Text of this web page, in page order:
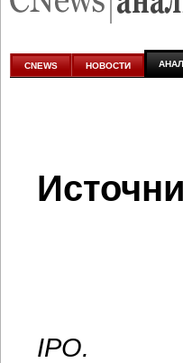
аналитике
CNEWS НОВОСТИ
IPO.